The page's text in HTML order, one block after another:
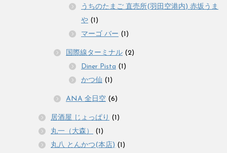
うちのたまご 直売所(羽田空港内) 赤坂うま
や (1)
マーゴ バー (1)
国際線ターミナル (2)
Diner Pista (1)
かつ仙 (1)
ANA 全日空 (6)
居酒屋 じょっぱり (1)
丸一（大森）
(1)
丸八 とんかつ(本店) (1)